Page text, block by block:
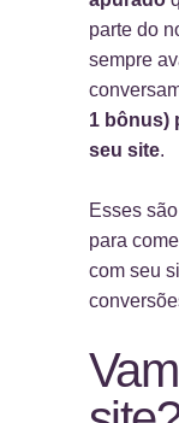
parte do
sempre
1 bônus)
seu site.
Esses
para
com seu